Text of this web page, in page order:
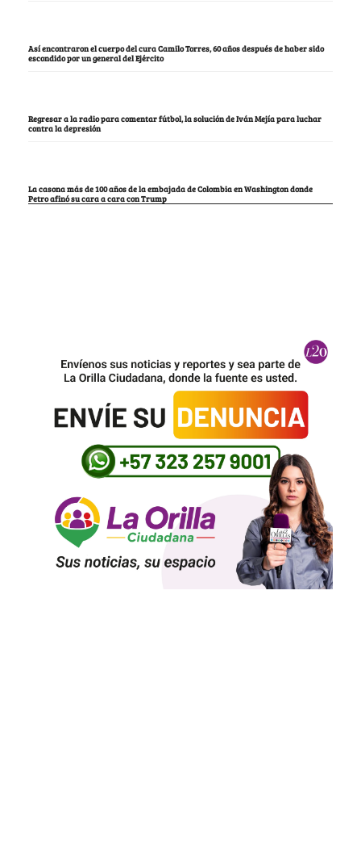
Así encontraron el cuerpo del cura Camilo Torres, 60 años después de haber sido
escondido por un general del Ejército
Regresar a la radio para comentar fútbol, la solución de Iván Mejía para luchar
contra la depresión
La casona más de 100 años de la embajada de Colombia en Washington donde
Petro afinó su cara a cara con Trump